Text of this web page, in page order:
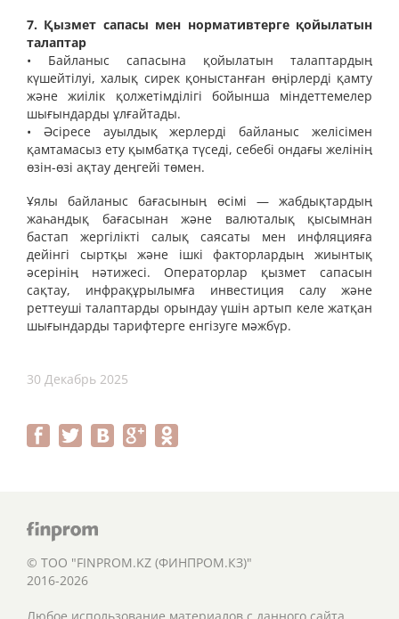
7. Қызмет сапасы мен нормативтерге қойылатын
талаптар
• Байланыс сапасына қойылатын талаптардың
күшейтілуі, халық сирек қоныстанған өңірлерді қамту
және жиілік қолжетімділігі бойынша міндеттемелер
шығындарды ұлғайтады.
• Әсіресе ауылдық жерлерді байланыс желісімен
қамтамасыз ету қымбатқа түседі, себебі ондағы желінің
өзін-өзі ақтау деңгейі төмен.
Ұялы байланыс бағасының өсімі — жабдықтардың
жаһандық бағасынан және валюталық қысымнан
бастап жергілікті салық саясаты мен инфляцияға
дейінгі сыртқы және ішкі факторлардың жиынтық
әсерінің нәтижесі. Операторлар қызмет сапасын
сақтау, инфрақұрылымға инвестиция салу және
реттеуші талаптарды орындау үшін артып келе жатқан
шығындарды тарифтерге енгізуге мәжбүр.
30 Декабрь 2025
© ТОО "FINPROM.KZ (ФИНПРОМ.КЗ)"
2016-2026